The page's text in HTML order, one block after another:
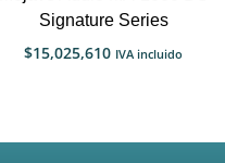
Signature Series
$15,025,610 IVA incluido